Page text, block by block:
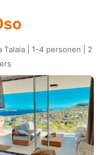
Talaia | 1-4 personen | 2